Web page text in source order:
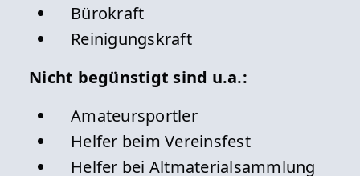
Bürokraft
Reinigungskraft
Nicht begünstigt sind u.a.:
Amateursportler
Helfer beim Vereinsfest
Helfer bei Altmaterialsammlung